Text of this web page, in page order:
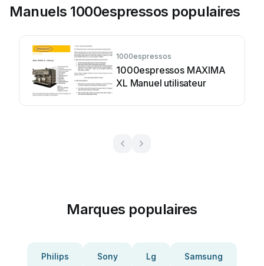
Manuels 1000espressos populaires
1000espressos
1000espressos MAXIMA
XL Manuel utilisateur
Marques populaires
Philips Sony Lg Samsung